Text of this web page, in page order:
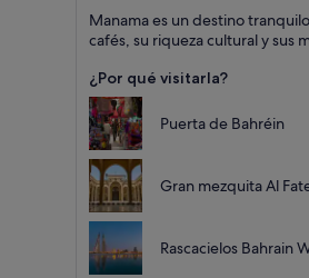
Manama
Puntos fuertes: Compras,
Manama es un destino
cafés, su riqueza cultural y sus
¿Por qué visitarla?
Puerta de Bahréin
Gran mezquita Al
Rascacielos Bahrain